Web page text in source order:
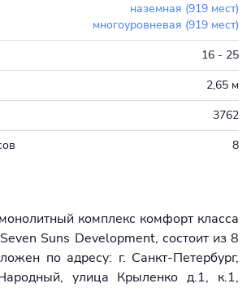
наземная (919 мест)
многоуровневая (919 мест)
16 - 25
2,65 м
3762
8
комплекс комфорт класса
Suns Development, состоит из 8
по адресу: г. Санкт-Петербург,
улица Крыленко д.1, к.1,